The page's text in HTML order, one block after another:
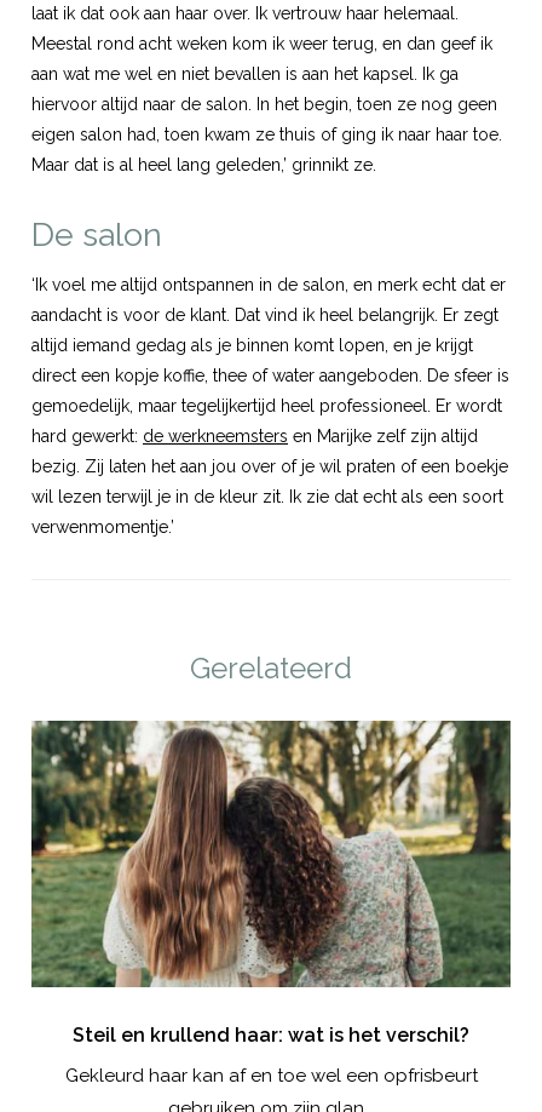
laat ik dat ook aan haar over. Ik vertrouw haar helemaal.
Meestal rond acht weken kom ik weer terug, en dan geef ik
aan wat me wel en niet bevallen is aan het kapsel. Ik ga
hiervoor altijd naar de salon. In het begin, toen ze nog geen
eigen salon had, toen kwam ze thuis of ging ik naar haar toe.
Maar dat is al heel lang geleden,’ grinnikt ze.
De salon
‘Ik voel me altijd ontspannen in de salon, en merk echt dat er
aandacht is voor de klant. Dat vind ik heel belangrijk. Er zegt
altijd iemand gedag als je binnen komt lopen, en je krijgt
direct een kopje koffie, thee of water aangeboden. De sfeer is
gemoedelijk, maar tegelijkertijd heel professioneel. Er wordt
hard gewerkt: de werkneemsters en Marijke zelf zijn altijd
bezig. Zij laten het aan jou over of je wil praten of een boekje
wil lezen terwijl je in de kleur zit. Ik zie dat echt als een soort
verwenmomentje.’
Gerelateerd
Steil en krullend haar: wat is het verschil?
Gekleurd haar kan af en toe wel een opfrisbeurt